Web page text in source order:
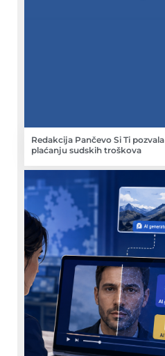
Redakcija Pančevo Si Ti
plaćanju sudskih troškova